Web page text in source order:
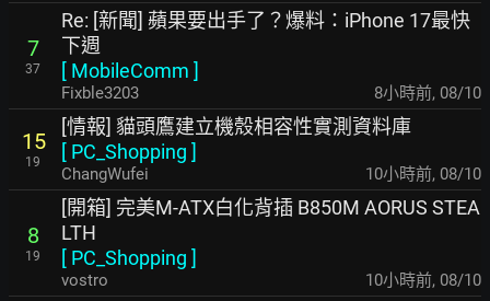
7
37
Re: [新聞] 蘋果要出手了？爆料：iPhone 17最快
下週
[ MobileComm ]
Fixble3203 8小時前, 08/10
15
19
[情報] 貓頭鷹建立機殼相容性實測資料庫
[ PC_Shopping ]
ChangWufei 10小時前, 08/10
8
19
[開箱] 完美M-ATX白化背插 B850M AORUS STEA
LTH
[ PC_Shopping ]
vostro 10小時前, 08/10